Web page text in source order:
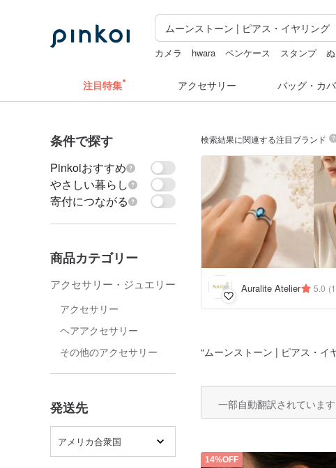
カメラ hwara ペンケース スタンプ
注目特集 アクセサリー バッグ・カ
条件で探す
Pinkoiおすすめ
やさしい暮らし
寄付につながる
商品カテゴリー
アクセサリー・ジュエリー
アクセサリー
ヘアアクセサリー
その他のアクセサリー
発送先
アメリカ合衆国
検索結果に関連する注目ブランド
Auralite Atelier 5.0
“ムーンストーン | ピアス・イ
一部自動翻訳されています
14%OFF